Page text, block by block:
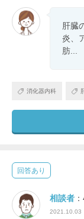
肝臓
炎、
肪...
消化器内科
回答あり
相談者
2021.10.03